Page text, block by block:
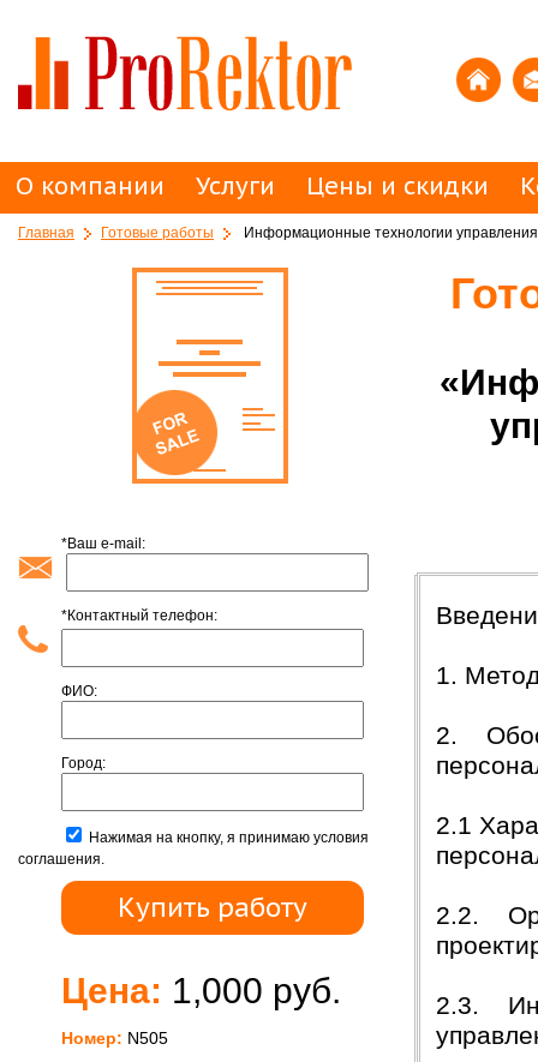
О компании Услуги Цены и скидки
Главная Готовые работы Информационные технологии
*Ваш e-mail:
*Контактный телефон:
ФИО:
Город:
Нажимая на кнопку, я принимаю условия
соглашения.
Цена: 1,000 руб.
Номер: N505
1.
2.
2.1
2.2.
2.3.